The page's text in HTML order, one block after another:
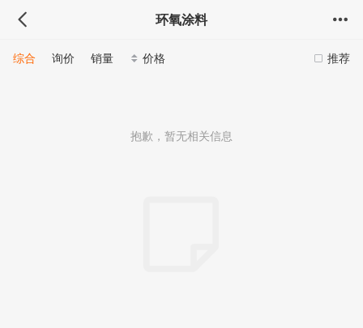
环氧涂料
推荐
综合 询价 销量 价格
抱歉，暂无相关信息